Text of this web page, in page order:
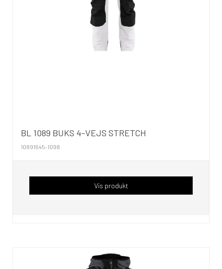
BL 1089 BUKS 4-VEJS STRETCH
10891645-1098
Vis produkt